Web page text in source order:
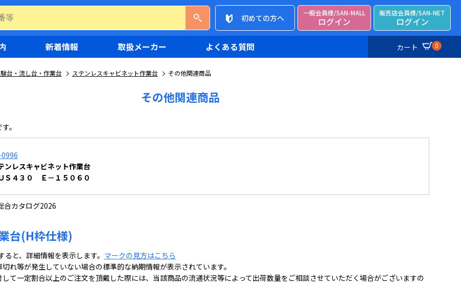
初めての方へ
一般会員様/SAN-MALL
ログイン
販売店会員様/SAN-NET
ログイン
カート 0
新着情報 取扱メーカー よくある質問
台・流し台・作業台 ステンレスキャビネット作業台 その他関連商品
その他関連商品
。
ンレスキャビネット作業台
Ｓ４３０ Ｅ－１５０６０
合カタログ2026
台(H枠仕様)
と、詳細情報を表示します。 マークの見方はこちら
れ等が発生していない場合の標準的な納期情報が表示されています。
て一定割合以上のご注文を頂戴した際には、当該商品の流通状況等によって出荷数量をご相談させていただく場合がございますの